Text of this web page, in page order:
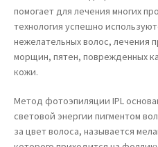
помогает для лечения многих
технология успешно
нежелательных волос, лечения
морщин, пятен, поврежденных
кожи.
Метод фотоэпиляции IPL
световой энергии пигментом
за цвет волоса, называется